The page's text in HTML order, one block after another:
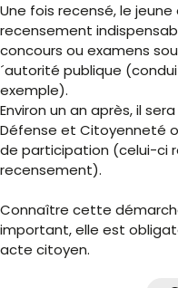
Une fois recensé, le
recensement
concours ou examens
´autorité publique
exemple).
Environ un an après, il
Défense et Citoyenneté
de participation (celui-ci
recensement).
Connaître cette
important, elle est
acte citoyen.